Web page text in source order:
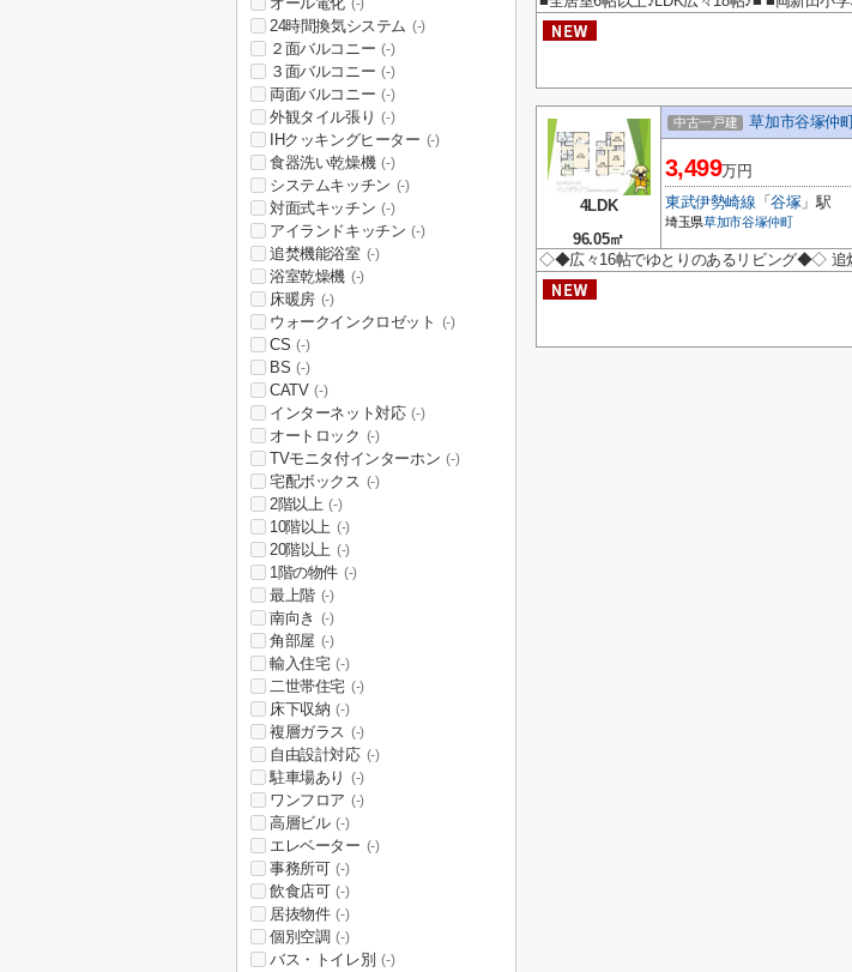
4LDK
96.05㎡
中古一戸建 草加市谷塚仲
3,499万円
東武伊勢崎線 「谷塚」駅
埼玉県草加市谷塚仲町
◇◆広々16帖でゆとりのあるリビング◆◇ 追
(-)
24時間換気システム (-)
２面バルコニー (-)
３面バルコニー (-)
両面バルコニー (-)
外観タイル張り (-)
IHクッキングヒーター (-)
食器洗い乾燥機 (-)
システムキッチン (-)
対面式キッチン (-)
アイランドキッチン (-)
追焚機能浴室 (-)
浴室乾燥機 (-)
床暖房 (-)
ウォークインクロゼット (-)
CS (-)
BS (-)
CATV (-)
インターネット対応 (-)
オートロック (-)
TVモニタ付インターホン (-)
宅配ボックス (-)
2階以上 (-)
10階以上 (-)
20階以上 (-)
1階の物件 (-)
最上階 (-)
南向き (-)
角部屋 (-)
輸入住宅 (-)
二世帯住宅 (-)
床下収納 (-)
複層ガラス (-)
自由設計対応 (-)
駐車場あり (-)
ワンフロア (-)
高層ビル (-)
エレベーター (-)
事務所可 (-)
飲食店可 (-)
居抜物件 (-)
個別空調 (-)
バス・トイレ別 (-)